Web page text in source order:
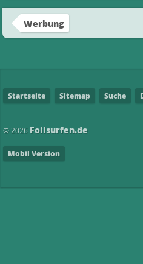
Werbung
Startseite Sitemap Suche
© 2026 Foilsurfen.de
Mobil Version